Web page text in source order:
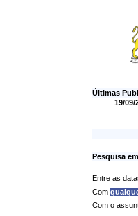
Últimas
19/09/
Pesquisa
Entre as
Com
Com o